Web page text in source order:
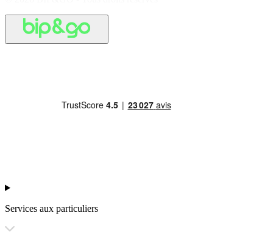
Services aux particuliers